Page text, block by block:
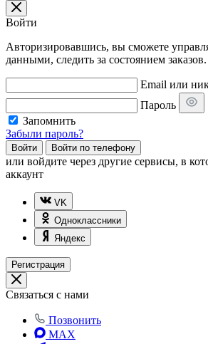
Войти
Авторизировавшись, вы сможете
данными, следить за состоянием заказов.
Email или
Пароль
Запомнить
Забыли пароль?
Войти Войти по телефону
или войдите через другие сервисы, в
аккаунт
VK
Одноклассники
Яндекс
Регистрация
Связаться с нами
Позвонить
MAX